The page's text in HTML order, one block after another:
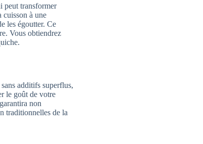
peut transformer
cuisson à une
les égoutter. Ce
Vous obtiendrez
additifs superflus,
le goût de votre
non
traditionnelles de la